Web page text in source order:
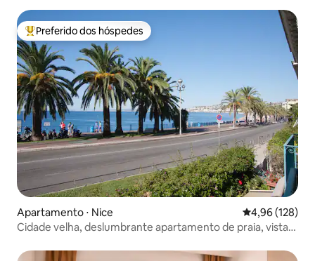
Entre os melhores preferidos dos hóspedes
Preferido dos hóspedes
Apartamento ⋅ Nice 4,96 de uma
4,96 (128)
Cidade velha, deslumbrante apartamento de praia, vista